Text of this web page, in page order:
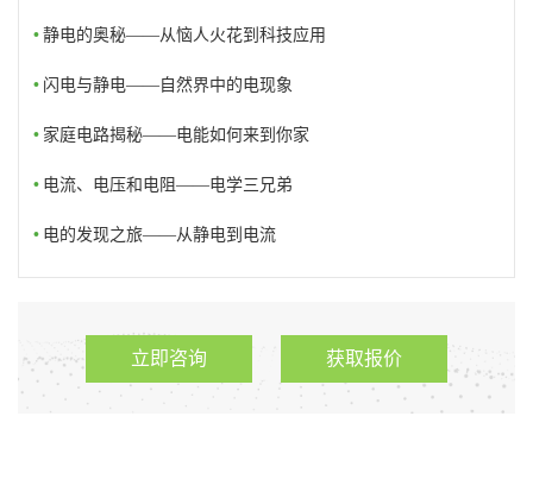
• 静电的奥秘——从恼人火花到科技应用
• 闪电与静电——自然界中的电现象
• 家庭电路揭秘——电能如何来到你家
• 电流、电压和电阻——电学三兄弟
• 电的发现之旅——从静电到电流
立即咨询 获取报价